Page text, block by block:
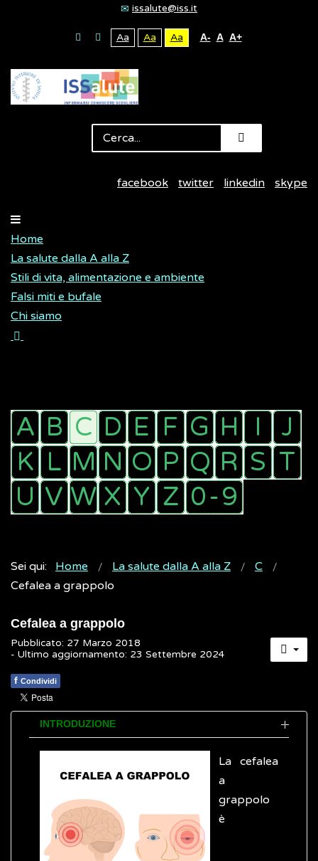
issalute@iss.it
Aa Aa Aa A- A A+
facebook twitter linkedin skype
Home
La salute dalla A alla Z
Stili di vita, alimentazione e ambiente
Falsi miti e bufale
Chi siamo
Sei qui: Home La salute dalla A alla Z
C
Cefalea a grappolo
Cefalea a grappolo
Pubblicato: 27 Marzo 2018
- Ultimo aggiornamento: 23 Settembre 2024
f Condividi
INTRODUZIONE
La cefalea
a
grappolo
è